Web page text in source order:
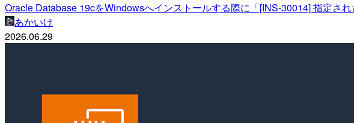
Oracle Database 19cをWindowsへインストールする際に「[INS-30014] 指定さ
あかいけ
2026.06.29